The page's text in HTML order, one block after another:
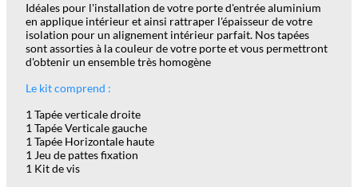
Idéales pour l'installation de votre porte d'entrée aluminium
en applique intérieur et ainsi rattraper l'épaisseur de votre
isolation pour un alignement intérieur parfait. Nos tapées
sont assorties à la couleur de votre porte et vous permettront
d'obtenir un ensemble très homogène
Le kit comprend :
1 Tapée verticale droite
1 Tapée Verticale gauche
1 Tapée Horizontale haute
1 Jeu de pattes fixation
1 Kit de vis